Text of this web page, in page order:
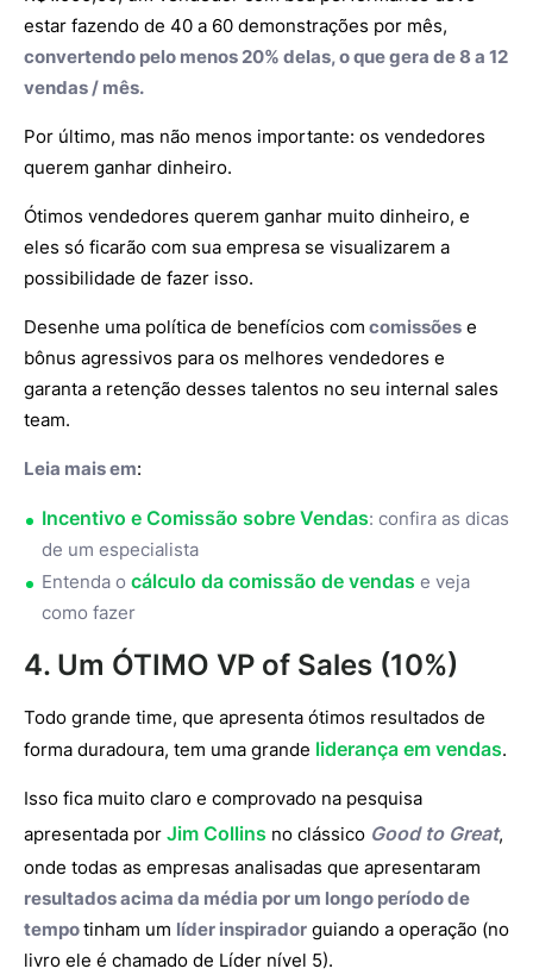
estar fazendo de 40 a 60 demonstrações por mês,
convertendo pelo menos 20% delas, o que gera de 8 a 12
vendas / mês.
Por último, mas não menos importante: os vendedores
querem ganhar dinheiro.
Ótimos vendedores querem ganhar muito dinheiro, e
eles só ficarão com sua empresa se visualizarem a
possibilidade de fazer isso.
Desenhe uma política de benefícios com comissões e
bônus agressivos para os melhores vendedores e
garanta a retenção desses talentos no seu internal sales
team.
Leia mais em:
Incentivo e Comissão sobre Vendas: confira as dicas
de um especialista
Entenda o cálculo da comissão de vendas e veja
como fazer
4. Um ÓTIMO VP of Sales (10%)
Todo grande time, que apresenta ótimos resultados de
forma duradoura, tem uma grande liderança em vendas.
Isso fica muito claro e comprovado na pesquisa
apresentada por Jim Collins no clássico Good to Great,
onde todas as empresas analisadas que apresentaram
resultados acima da média por um longo período de
tempotinham um líder inspirador guiando a operação (no
livro ele é chamado de Líder nível 5).